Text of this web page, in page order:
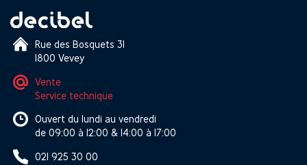
Rue des Bosquets 31
1800 Vevey
Vente
Service technique
Ouvert du lundi au vendredi
de 09:00 à 12:00 & 14:00 à 17:00
021 925 30 00